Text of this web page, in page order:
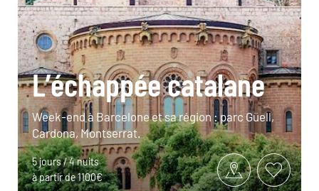
L’échappée catalane
Week-end à Barcelone et sa région : parc Güell,
Cardona, Montserrat.
5 jours / 4 nuits
à partir de 1100€